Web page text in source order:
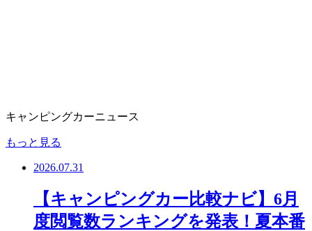
キャンピングカーニュース
もっと見る
2026.07.31
【キャンピングカー比較ナビ】6月
度閲覧数ランキングを発表！夏本番